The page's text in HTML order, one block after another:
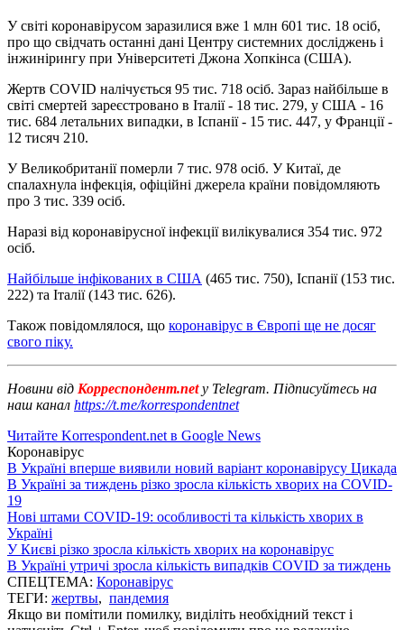
У світі коронавірусом заразилися вже 1 млн 601 тис. 18 осіб,
про що свідчать останні дані Центру системних досліджень і
інжинірингу при Університеті Джона Хопкінса (США).
Жертв COVID налічується 95 тис. 718 осіб. Зараз найбільше в
світі смертей зареєстровано в Італії - 18 тис. 279, у США - 16
тис. 684 летальних випадки, в Іспанії - 15 тис. 447, у Франції -
12 тисяч 210.
У Великобританії померли 7 тис. 978 осіб. У Китаї, де
спалахнула інфекція, офіційні джерела країни повідомляють
про 3 тис. 339 осіб.
Наразі від коронавірусної інфекції вилікувалися 354 тис. 972
осіб.
Найбільше інфікованих в США (465 тис. 750), Іспанії (153 тис.
222) та Італії (143 тис. 626).
Також повідомлялося, що коронавірус в Європі ще не досяг
свого піку.
Новини від Корреспондент.net у Telegram. Підписуйтесь на
наш канал https://t.me/korrespondentnet
Читайте Korrespondent.net в Google News
Коронавірус
В Україні вперше виявили новий варіант коронавірусу Цикада
В Україні за тиждень різко зросла кількість хворих на COVID-
19
Нові штами COVID-19: особливості та кількість хворих в
Україні
У Києві різко зросла кількість хворих на коронавірус
В Україні утричі зросла кількість випадків COVID за тиждень
СПЕЦТЕМА: Коронавірус
ТЕГИ: жертвы, пандемия
Якщо ви помітили помилку, виділіть необхідний текст і